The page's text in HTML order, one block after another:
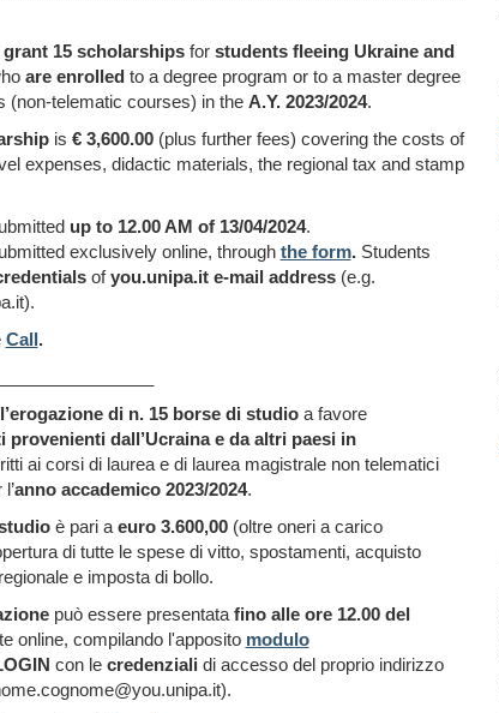
15 scholarshipsfor students fleeing Ukraine and
are enrolledto a degree program or to a master degree
(non-telematic courses) in the A.Y. 2023/2024.
is € 3,600.00(plus further fees) covering the costs of
expenses, didactic materials, the regional tax and stamp
up to 12.00 AM of 13/04/2024.
exclusively online, through the form. Students
ofyou.unipa.it e-mail address(e.g.
Call.
l’erogazione di n. 15 borse di studioa favore
provenienti dall’Ucraina e da altri paesi in
ai corsi di laurea e di laurea magistrale non telematici
anno accademico 2023/2024.
è pari a euro 3.600,00(oltre oneri a carico
di tutte le spese di vitto, spostamenti, acquisto
e imposta di bollo.
può essere presentata fino alle ore 12.00 del
online, compilando l'apposito modulo
con le credenziali di accesso del proprio indirizzo